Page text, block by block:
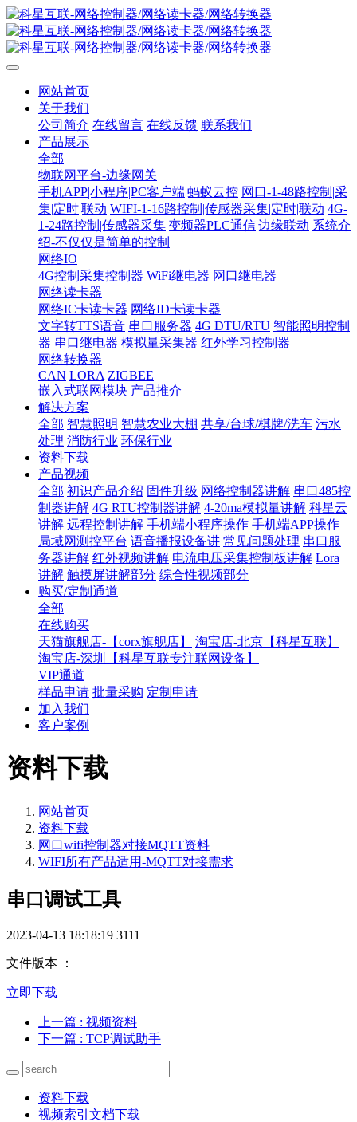
网站首页
关于我们
公司简介 在线留言 在线反馈 联系我们
产品展示
全部
物联网平台-边缘网关
手机APP|小程序|PC客户端|蚂蚁云控 网口-1-48路控制|采
集|定时|联动 WIFI-1-16路控制|传感器采集|定时|联动 4G-
1-24路控制|传感器采集|变频器PLC通信|边缘联动 系统介
绍-不仅仅是简单的控制
网络IO
4G控制采集控制器 WiFi继电器 网口继电器
网络读卡器
网络IC卡读卡器 网络ID卡读卡器
文字转TTS语音 串口服务器 4G DTU/RTU 智能照明控制
器 串口继电器 模拟量采集器 红外学习控制器
网络转换器
CAN LORA ZIGBEE
嵌入式联网模块 产品推介
解决方案
全部 智慧照明 智慧农业大棚 共享/台球/棋牌/洗车 污水
处理 消防行业 环保行业
资料下载
产品视频
全部 初识产品介绍 固件升级 网络控制器讲解 串口485控
制器讲解 4G RTU控制器讲解 4-20ma模拟量讲解 科星云
讲解 远程控制讲解 手机端小程序操作 手机端APP操作
局域网测控平台 语音播报设备讲 常见问题处理 串口服
务器讲解 红外视频讲解 电流电压采集控制板讲解 Lora
讲解 触摸屏讲解部分 综合性视频部分
购买/定制通道
全部
在线购买
天猫旗舰店-【corx旗舰店】
淘宝店-北京【科星互联】
淘宝店-深圳【科星互联专注联网设备】
VIP通道
样品申请 批量采购 定制申请
加入我们
客户案例
资料下载
网站首页
资料下载
网口wifi控制器对接MQTT资料
WIFI所有产品适用-MQTT对接需求
串口调试工具
2023-04-13 18:18:19 3111
文件版本 ：
立即下载
上一篇 : 视频资料
下一篇 : TCP调试助手
资料下载
视频索引文档下载